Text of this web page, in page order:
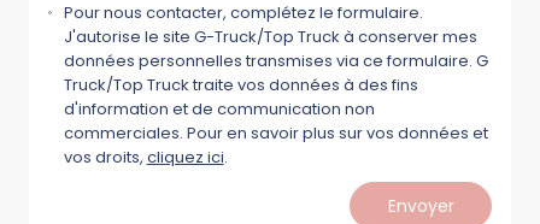
Pour nous contacter, complétez le formulaire.
J'autorise le site G-Truck/Top Truck à conserver mes
données personnelles transmises via ce formulaire. G
Truck/Top Truck traite vos données à des fins
d'information et de communication non
commerciales. Pour en savoir plus sur vos données et
vos droits, cliquez ici.
Envoyer